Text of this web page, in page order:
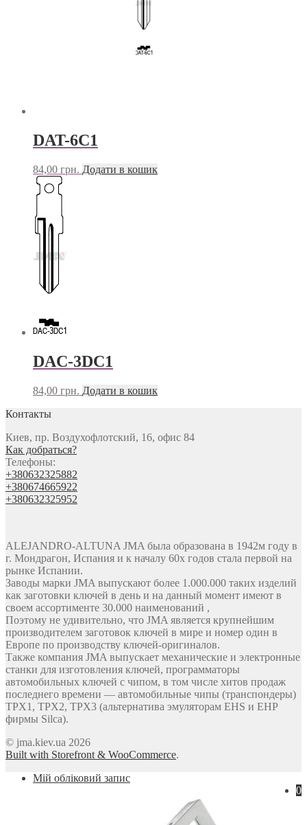
DAT-6C1
84,00 грн. Додати в кошик
DAC-3DC1
84,00 грн. Додати в кошик
Контакты
Киев, пр. Воздухофлотский, 16, офис 84
Как добраться?
Телефоны:
+380632325882
+380674665922
+380632325952
ALEJANDRO-ALTUNA JMA была образована в 1942м году в
г. Мондрагон, Испания и к началу 60х годов стала первой на
рынке Испании.
Заводы марки JMA выпускают более 1.000.000 таких изделий
как заготовки ключей в день и на данный момент имеют в
своем ассортименте 30.000 наименований ,
Поэтому не удивительно, что JMA является крупнейшим
производителем заготовок ключей в мире и номер один в
Европе по производству ключей-оригиналов.
Также компания JMA выпускает механические и электронные
станки для изготовления ключей, программаторы
автомобильных ключей с чипом, в том числе хитов продаж
последнего времени — автомобильные чипы (транспондеры)
TPX1, TPX2, TPX3 (альтернатива эмуляторам EHS и EHP
фирмы Silca).
© jma.kiev.ua 2026
Built with Storefront & WooCommerce.
Мій обліковий запис
0